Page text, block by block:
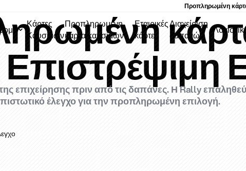
Κάρτες
Καυσίμων
Προπληρωμένη
κάρτα καυσίμων
Εταιρικές
κάρτες
Διαχείριση
δαπανών
Λογιστική
Προπληρωμένη
επιχείρησης πριν από τις δαπάνες. Η Rally
έλεγχο για την προπληρωμένη επιλογή.